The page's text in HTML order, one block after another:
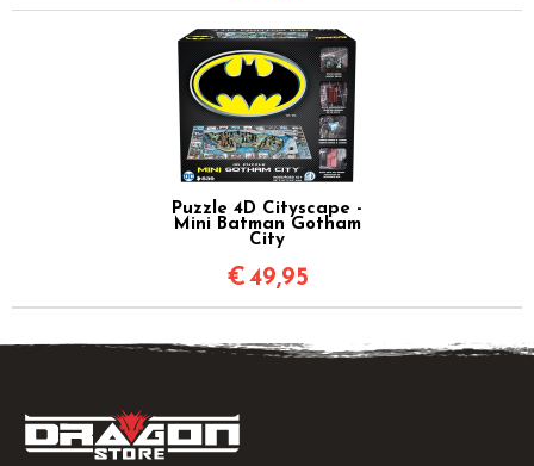
Puzzle 4D Cityscape -
Mini Batman Gotham
City
€49,95